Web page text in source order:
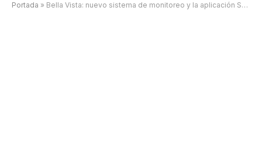
Portada » Bella Vista: nuevo sistema de monitoreo y la aplicación SmartPanics